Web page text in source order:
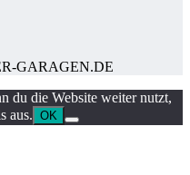
GARAGEN.DE
du die Website weiter nutzt,
aus. OK